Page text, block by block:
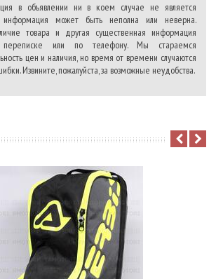
в объявлении ни в коем случае не является
информация может быть неполна или неверна.
товара и другая существенная информация
переписке или по телефону. Мы стараемся
цен и наличия, но время от времени случаются
Извините, пожалуйста, за возможные неудобства.